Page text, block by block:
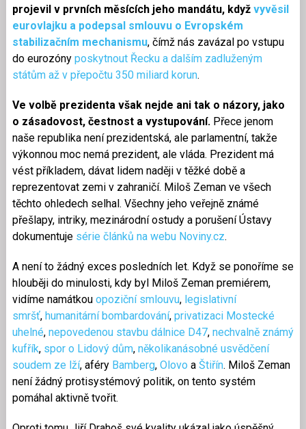
projevil v prvních měsících jeho mandátu, když vyvěsil
eurovlajku a podepsal smlouvu o Evropském
stabilizačním mechanismu, čímž nás zavázal po vstupu
do eurozóny poskytnout Řecku a dalším zadluženým
státům až v přepočtu 350 miliard korun.
Ve volbě prezidenta však nejde ani tak o názory, jako
o zásadovost, čestnost a vystupování. Přece jenom
naše republika není prezidentská, ale parlamentní, takže
výkonnou moc nemá prezident, ale vláda. Prezident má
vést příkladem, dávat lidem naději v těžké době a
reprezentovat zemi v zahraničí. Miloš Zeman ve všech
těchto ohledech selhal. Všechny jeho veřejně známé
přešlapy, intriky, mezinárodní ostudy a porušení Ústavy
dokumentuje série článků na webu Noviny.cz.
A není to žádný exces posledních let. Když se ponoříme se
hlouběji do minulosti, kdy byl Miloš Zeman premiérem,
vidíme namátkou opoziční smlouvu, legislativní
smršť, humanitární bombardování, privatizaci Mostecké
uhelné, nepovedenou stavbu dálnice D47, nechvalně známý
kufřík, spor o Lidový dům, několikanásobné usvědčení
soudem ze lží, aféry Bamberg, Olovo a Štiřín. Miloš Zeman
není žádný protisystémový politik, on tento systém
pomáhal aktivně tvořit.